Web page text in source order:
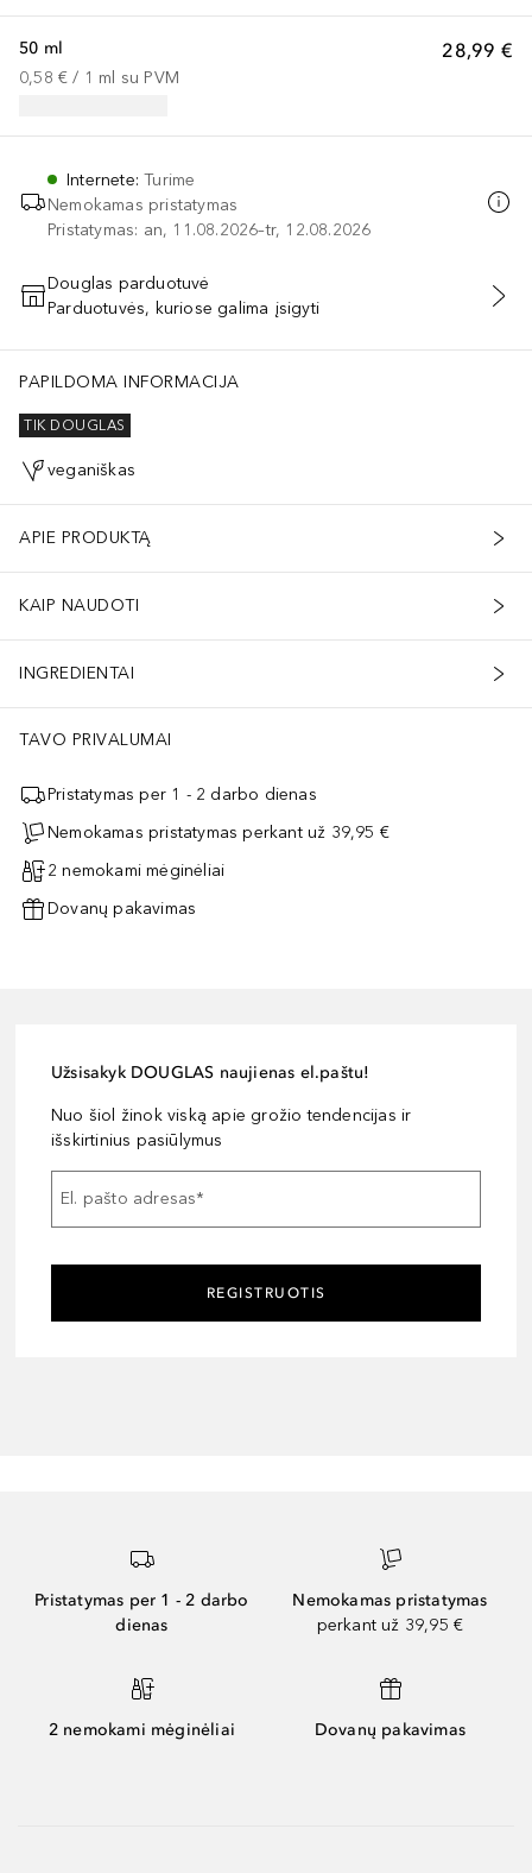
28,99 €
50 ml
0,58 € / 1 ml su PVM
Internete:Turime
Nemokamas pristatymas
Pristatymas: an, 11.08.2026–tr, 12.08.2026
PRIDĖTI Į KREPŠELĮ
Douglas parduotuvė
Parduotuvės, kuriose galima įsigyti
PAPILDOMA INFORMACIJA
TIK DOUGLAS
veganiškas
APIE PRODUKTĄ
KAIP NAUDOTI
INGREDIENTAI
TAVO PRIVALUMAI
Pristatymas per 1 - 2 darbo dienas
Nemokamas pristatymas perkant už 39,95 €
2 nemokami mėginėliai
Dovanų pakavimas
Užsisakyk DOUGLAS naujienas el.paštu!
Nuo šiol žinok viską apie grožio tendencijas ir
išskirtinius pasiūlymus
El. pašto adresas*
REGISTRUOTIS
Pristatymas per 1 - 2 darbo
dienas
Nemokamas pristatymas
perkant už 39,95 €
2 nemokami mėginėliai Dovanų pakavimas